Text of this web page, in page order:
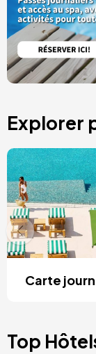
Explorer
Carte
Top